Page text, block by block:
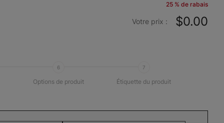
25 % de rabais
Votre prix : $0.00
6
Options de produit
7
Étiquette du produit